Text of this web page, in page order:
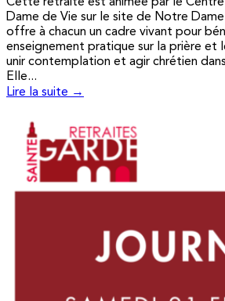
Cette retraite est animée par le
Dame de Vie sur le site de Notre
offre à chacun un cadre vivant pour
enseignement pratique sur la prière et
unir contemplation et agir chrétien
Elle...
Lire la suite →